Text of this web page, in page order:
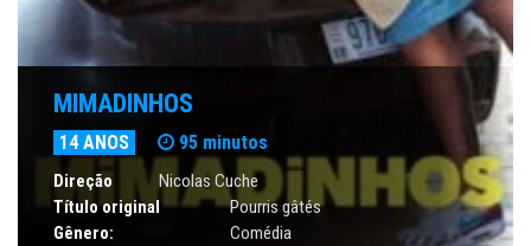
MIMADINHOS
14 ANOS 95 minutos
Direção
Nicolas Cuche
Título original
Pourris gâtés
Gênero:
Comédia